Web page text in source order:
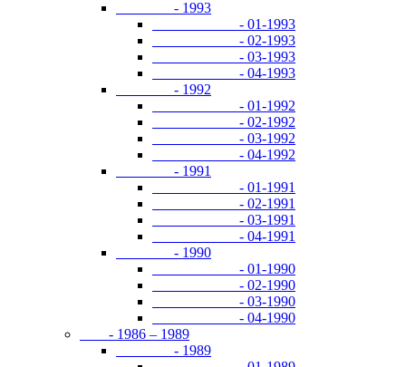
- 1993
- 01-1993
- 02-1993
- 03-1993
- 04-1993
- 1992
- 01-1992
- 02-1992
- 03-1992
- 04-1992
- 1991
- 01-1991
- 02-1991
- 03-1991
- 04-1991
- 1990
- 01-1990
- 02-1990
- 03-1990
- 04-1990
- 1986 – 1989
- 1989